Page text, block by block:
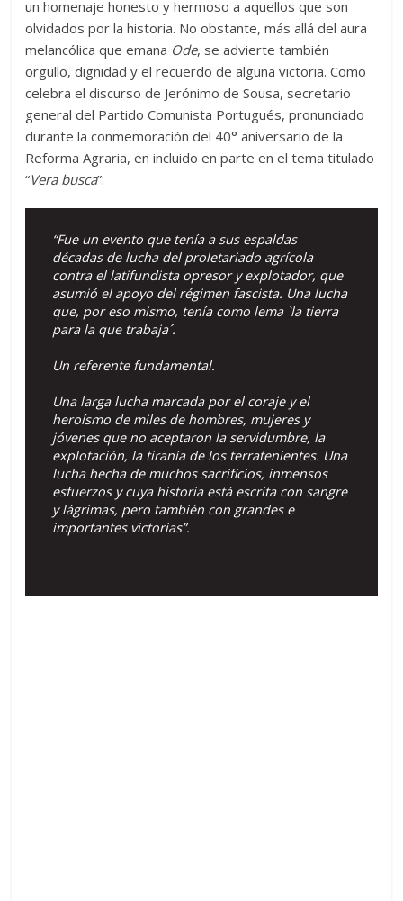
un homenaje honesto y hermoso a aquellos que son
olvidados por la historia. No obstante, más allá del aura
melancólica que emana Ode, se advierte también
orgullo, dignidad y el recuerdo de alguna victoria. Como
celebra el discurso de Jerónimo de Sousa, secretario
general del Partido Comunista Portugués, pronunciado
durante la conmemoración del 40° aniversario de la
Reforma Agraria, en incluido en parte en el tema titulado
“Vera busca”:
“Fue un evento que tenía a sus espaldas
décadas de lucha del proletariado agrícola
contra el latifundista opresor y explotador, que
asumió el apoyo del régimen fascista. Una lucha
que, por eso mismo, tenía como lema `la tierra
para la que trabaja´.
Un referente fundamental.
Una larga lucha marcada por el coraje y el
heroísmo de miles de hombres, mujeres y
jóvenes que no aceptaron la servidumbre, la
explotación, la tiranía de los terratenientes. Una
lucha hecha de muchos sacrificios, inmensos
esfuerzos y cuya historia está escrita con sangre
y lágrimas, pero también con grandes e
importantes victorias”.